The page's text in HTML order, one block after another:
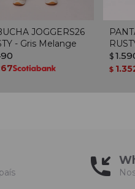
JOGGERS26
- Gris Melange
$
$